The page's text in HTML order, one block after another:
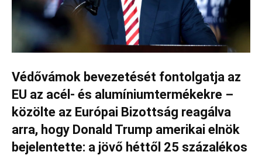
Védővámok bevezetését fontolgatja az
EU az acél- és alumíniumtermékekre –
közölte az Európai Bizottság reagálva
arra, hogy Donald Trump amerikai elnök
bejelentette: a jövő héttől 25 százalékos